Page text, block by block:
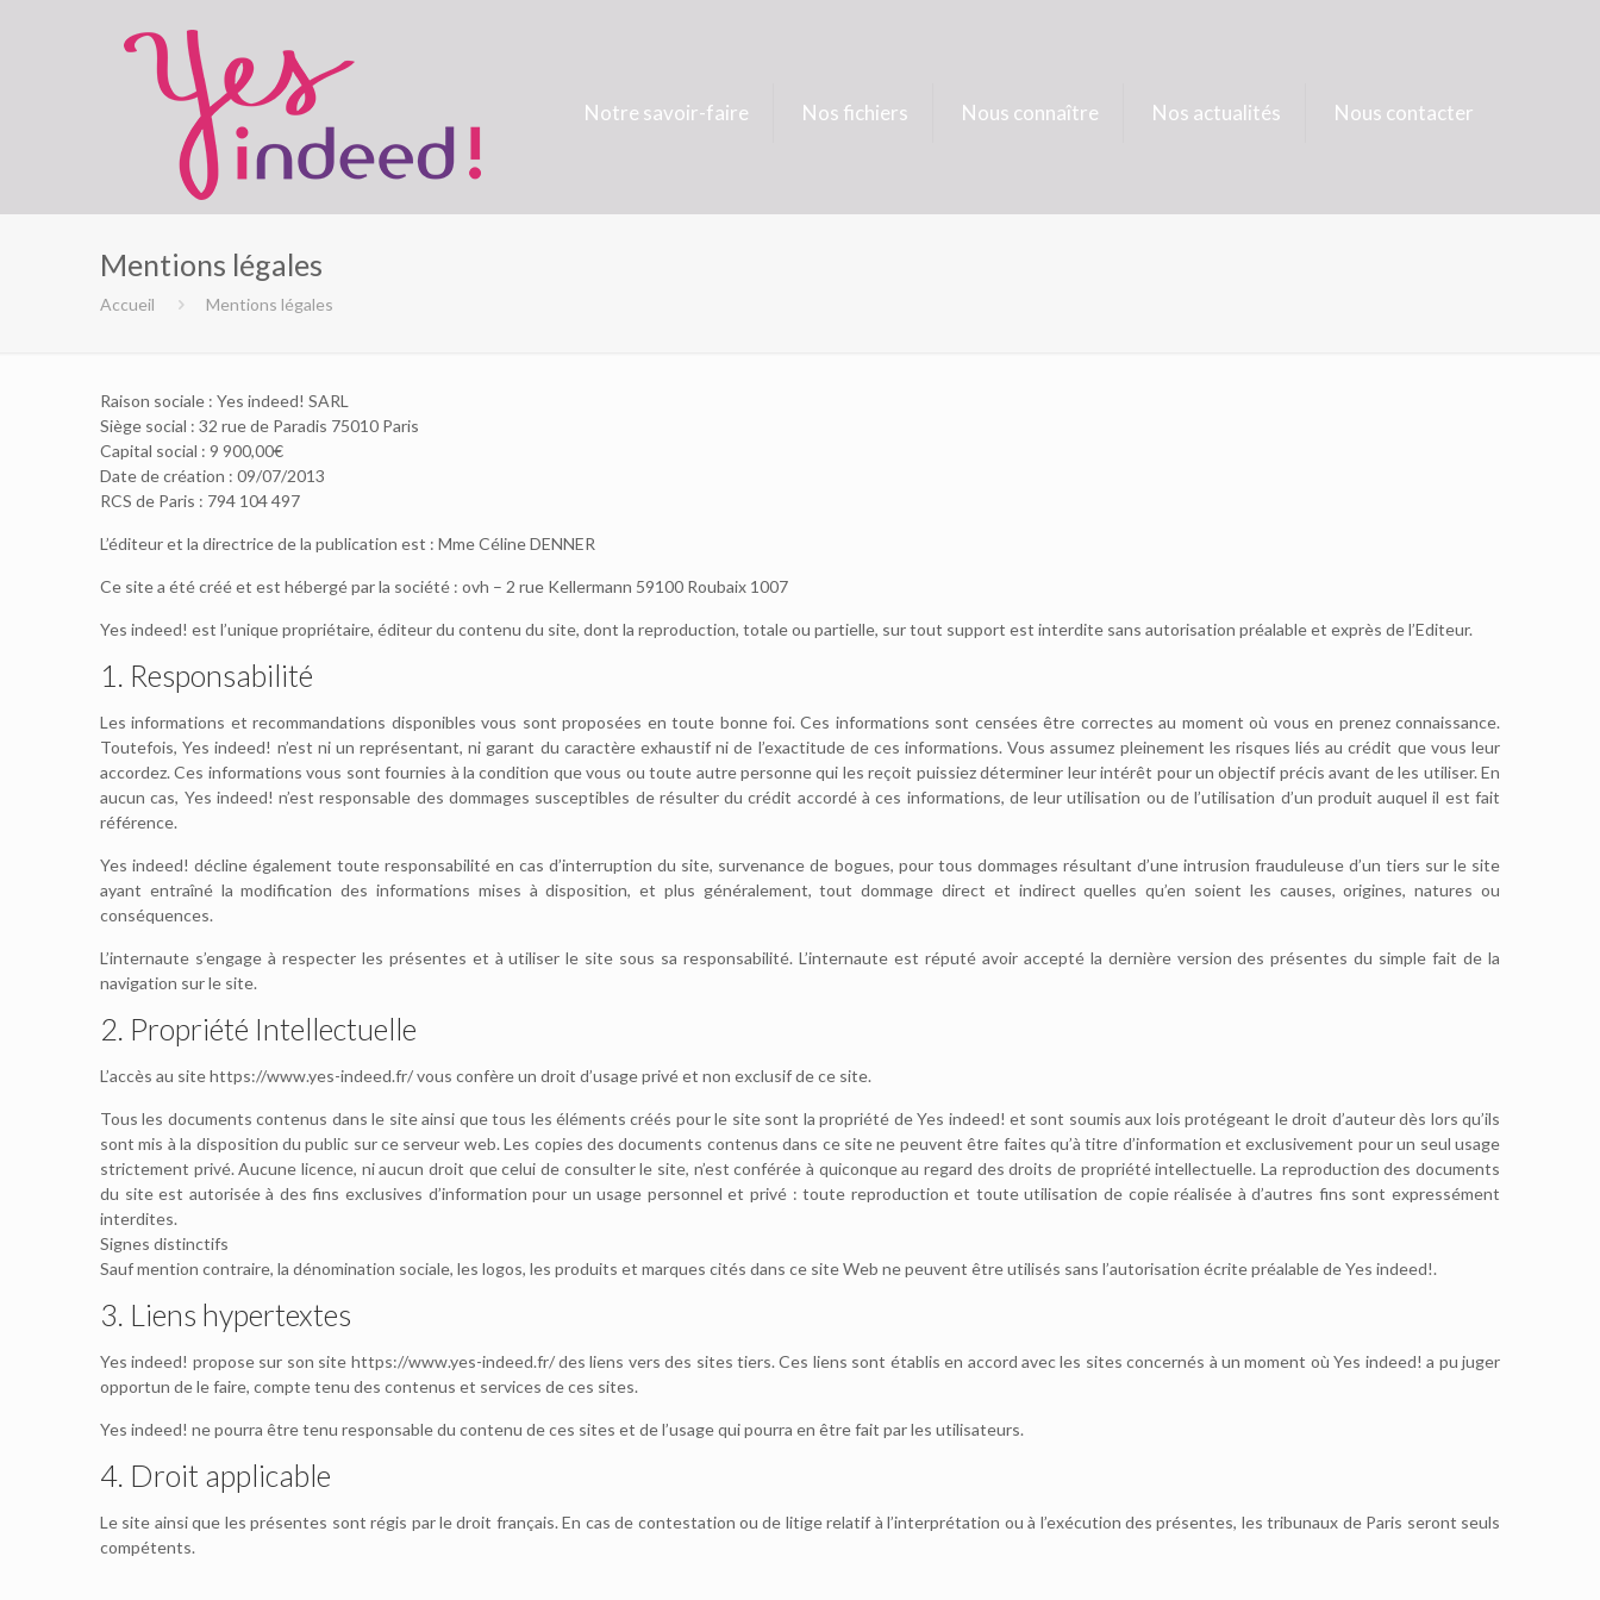
Notre savoir-faire Nos fichiers Nous connaître Nos actualités Nous contacter
Mentions légales
Accueil Mentions légales
Raison sociale : Yes indeed! SARL
Siège social : 32 rue de Paradis 75010 Paris
Capital social : 9 900,00€
Date de création : 09/07/2013
RCS de Paris : 794 104 497
L’éditeur et la directrice de la publication est : Mme Céline DENNER
Ce site a été créé et est hébergé par la société : ovh – 2 rue Kellermann 59100 Roubaix 1007
Yes indeed! est l’unique propriétaire, éditeur du contenu du site, dont la reproduction, totale ou partielle, sur tout support est interdite sans autorisation préalable et exprès de l’Editeur.
1. Responsabilité
Les informations et recommandations disponibles vous sont proposées en toute bonne foi. Ces informations sont censées être correctes au moment où vous en prenez connaissance.
Toutefois, Yes indeed! n’est ni un représentant, ni garant du caractère exhaustif ni de l’exactitude de ces informations. Vous assumez pleinement les risques liés au crédit que vous leur
accordez. Ces informations vous sont fournies à la condition que vous ou toute autre personne qui les reçoit puissiez déterminer leur intérêt pour un objectif précis avant de les utiliser. En
aucun cas, Yes indeed! n’est responsable des dommages susceptibles de résulter du crédit accordé à ces informations, de leur utilisation ou de l’utilisation d’un produit auquel il est fait
référence.
Yes indeed! décline également toute responsabilité en cas d’interruption du site, survenance de bogues, pour tous dommages résultant d’une intrusion frauduleuse d’un tiers sur le site
ayant entraîné la modification des informations mises à disposition, et plus généralement, tout dommage direct et indirect quelles qu’en soient les causes, origines, natures ou
conséquences.
L’internaute s’engage à respecter les présentes et à utiliser le site sous sa responsabilité. L’internaute est réputé avoir accepté la dernière version des présentes du simple fait de la
navigation sur le site.
2. Propriété Intellectuelle
L’accès au site https://www.yes-indeed.fr/ vous confère un droit d’usage privé et non exclusif de ce site.
Tous les documents contenus dans le site ainsi que tous les éléments créés pour le site sont la propriété de Yes indeed! et sont soumis aux lois protégeant le droit d’auteur dès lors qu’ils
sont mis à la disposition du public sur ce serveur web. Les copies des documents contenus dans ce site ne peuvent être faites qu’à titre d’information et exclusivement pour un seul usage
strictement privé. Aucune licence, ni aucun droit que celui de consulter le site, n’est conférée à quiconque au regard des droits de propriété intellectuelle. La reproduction des documents
du site est autorisée à des fins exclusives d’information pour un usage personnel et privé : toute reproduction et toute utilisation de copie réalisée à d’autres fins sont expressément
interdites.
Signes distinctifs
Sauf mention contraire, la dénomination sociale, les logos, les produits et marques cités dans ce site Web ne peuvent être utilisés sans l’autorisation écrite préalable de Yes indeed!.
3. Liens hypertextes
Yes indeed! propose sur son site https://www.yes-indeed.fr/ des liens vers des sites tiers. Ces liens sont établis en accord avec les sites concernés à un moment où Yes indeed! a pu juger
opportun de le faire, compte tenu des contenus et services de ces sites.
Yes indeed! ne pourra être tenu responsable du contenu de ces sites et de l’usage qui pourra en être fait par les utilisateurs.
4. Droit applicable
Le site ainsi que les présentes sont régis par le droit français. En cas de contestation ou de litige relatif à l’interprétation ou à l’exécution des présentes, les tribunaux de Paris seront seuls
compétents.